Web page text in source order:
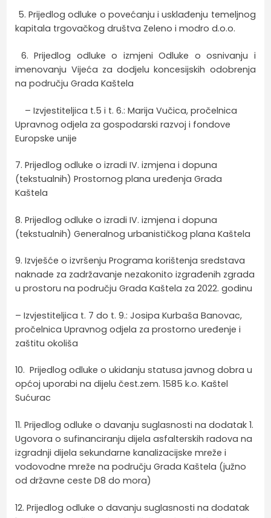
5. Prijedlog odluke o povećanju i usklađenju temeljnog
kapitala trgovačkog društva Zeleno i modro d.o.o.
6. Prijedlog odluke o izmjeni Odluke o osnivanju i
imenovanju Vijeća za dodjelu koncesijskih odobrenja
na području Grada Kaštela
– Izvjestiteljica t.5 i t. 6.: Marija Vučica, pročelnica
Upravnog odjela za gospodarski razvoj i fondove
Europske unije
7. Prijedlog odluke o izradi IV. izmjena i dopuna
(tekstualnih) Prostornog plana uređenja Grada
Kaštela
8. Prijedlog odluke o izradi IV. izmjena i dopuna
(tekstualnih) Generalnog urbanističkog plana Kaštela
9. Izvješće o izvršenju Programa korištenja sredstava
naknade za zadržavanje nezakonito izgrađenih zgrada
u prostoru na području Grada Kaštela za 2022. godinu
– Izvjestiteljica t. 7 do t. 9.: Josipa Kurbaša Banovac,
pročelnica Upravnog odjela za prostorno uređenje i
zaštitu okoliša
10. Prijedlog odluke o ukidanju statusa javnog dobra u
općoj uporabi na dijelu čest.zem. 1585 k.o. Kaštel
Sućurac
11. Prijedlog odluke o davanju suglasnosti na dodatak 1.
Ugovora o sufinanciranju dijela asfalterskih radova na
izgradnji dijela sekundarne kanalizacijske mreže i
vodovodne mreže na području Grada Kaštela (južno
od državne ceste D8 do mora)
12. Prijedlog odluke o davanju suglasnosti na dodatak